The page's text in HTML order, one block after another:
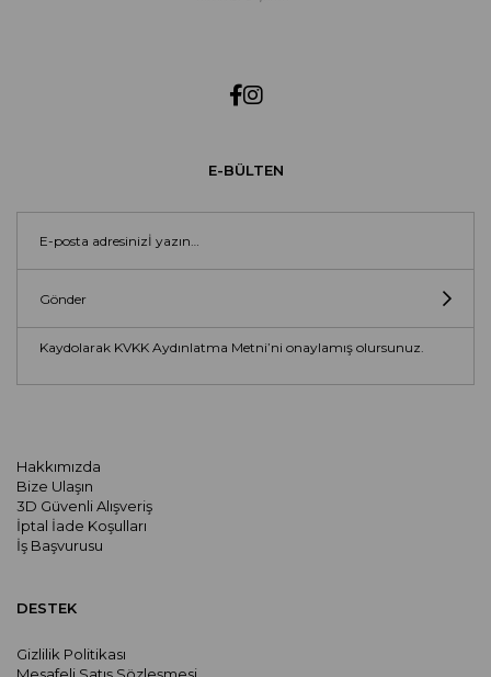
Hakkımızda
Bize Ulaşın
3D Güvenli Alışveriş
İptal İade Koşulları
İş Başvurusu
E-BÜLTEN
Gönder
Kaydolarak KVKK Aydınlatma Metni’ni onaylamış olursunuz.
DESTEK
Gizlilik Politikası